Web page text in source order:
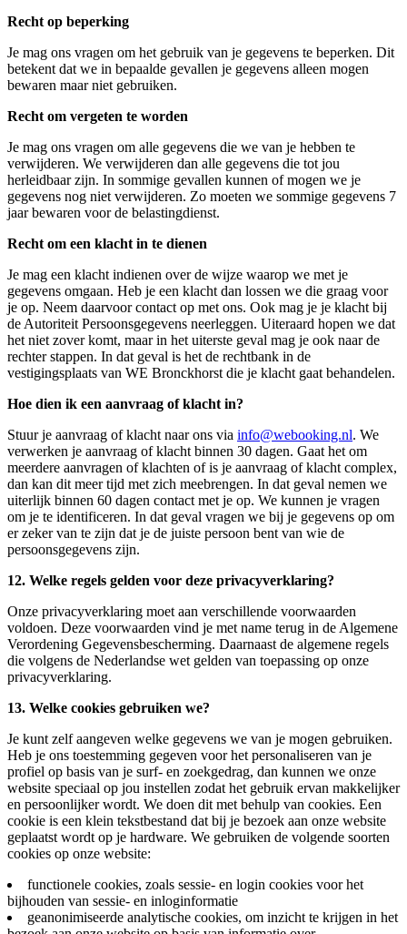
Recht op beperking
Je mag ons vragen om het gebruik van je gegevens te beperken. Dit
betekent dat we in bepaalde gevallen je gegevens alleen mogen
bewaren maar niet gebruiken.
Recht om vergeten te worden
Je mag ons vragen om alle gegevens die we van je hebben te
verwijderen. We verwijderen dan alle gegevens die tot jou
herleidbaar zijn. In sommige gevallen kunnen of mogen we je
gegevens nog niet verwijderen. Zo moeten we sommige gegevens 7
jaar bewaren voor de belastingdienst.
Recht om een klacht in te dienen
Je mag een klacht indienen over de wijze waarop we met je
gegevens omgaan. Heb je een klacht dan lossen we die graag voor
je op. Neem daarvoor contact op met ons. Ook mag je je klacht bij
de Autoriteit Persoonsgegevens neerleggen. Uiteraard hopen we dat
het niet zover komt, maar in het uiterste geval mag je ook naar de
rechter stappen. In dat geval is het de rechtbank in de
vestigingsplaats van WE Bronckhorst die je klacht gaat behandelen.
Hoe dien ik een aanvraag of klacht in?
Stuur je aanvraag of klacht naar ons via info@webooking.nl. We
verwerken je aanvraag of klacht binnen 30 dagen. Gaat het om
meerdere aanvragen of klachten of is je aanvraag of klacht complex,
dan kan dit meer tijd met zich meebrengen. In dat geval nemen we
uiterlijk binnen 60 dagen contact met je op. We kunnen je vragen
om je te identificeren. In dat geval vragen we bij je gegevens op om
er zeker van te zijn dat je de juiste persoon bent van wie de
persoonsgegevens zijn.
12. Welke regels gelden voor deze privacyverklaring?
Onze privacyverklaring moet aan verschillende voorwaarden
voldoen. Deze voorwaarden vind je met name terug in de Algemene
Verordening Gegevensbescherming. Daarnaast de algemene regels
die volgens de Nederlandse wet gelden van toepassing op onze
privacyverklaring.
13. Welke cookies gebruiken we?
Je kunt zelf aangeven welke gegevens we van je mogen gebruiken.
Heb je ons toestemming gegeven voor het personaliseren van je
profiel op basis van je surf- en zoekgedrag, dan kunnen we onze
website speciaal op jou instellen zodat het gebruik ervan makkelijker
en persoonlijker wordt. We doen dit met behulp van cookies. Een
cookie is een klein tekstbestand dat bij je bezoek aan onze website
geplaatst wordt op je hardware. We gebruiken de volgende soorten
cookies op onze website:
functionele cookies, zoals sessie- en login cookies voor het
bijhouden van sessie- en inloginformatie
geanonimiseerde analytische cookies, om inzicht te krijgen in het